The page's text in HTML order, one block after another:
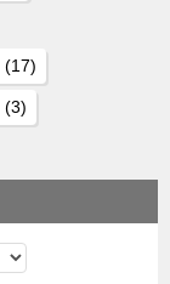
(17)
(3)